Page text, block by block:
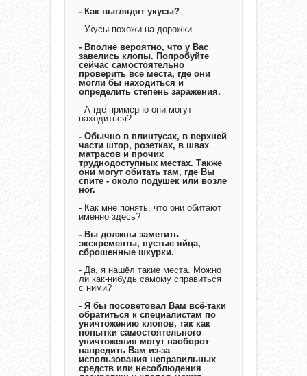
- Как выглядят укусы?
- Укусы похожи на дорожки.
- Вполне вероятно, что у Вас
завелись клопы. Попробуйте
сейчас самостоятельно
проверить все места, где они
могли бы находиться и
определить степень заражения.
- А где примерно они могут
находиться?
- Обычно в плинтусах, в верхней
части штор, розетках, в швах
матрасов и прочих
труднодоступных местах. Также
они могут обитать там, где Вы
спите - около подушек или возле
ног.
- Как мне понять, что они обитают
именно здесь?
- Вы должны заметить
экскременты, пустые яйца,
сброшенные шкурки.
- Да, я нашёл такие места. Можно
ли как-нибудь самому справиться
с ними?
- Я бы посоветовал Вам всё-таки
обратиться к специалистам по
уничтожению клопов, так как
попытки самостоятельного
уничтожения могут наоборот
навредить Вам из-за
использования неправильных
средств или несоблюдения